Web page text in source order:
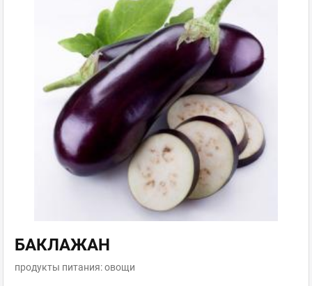
БАКЛАЖАН
продукты питания: овощи